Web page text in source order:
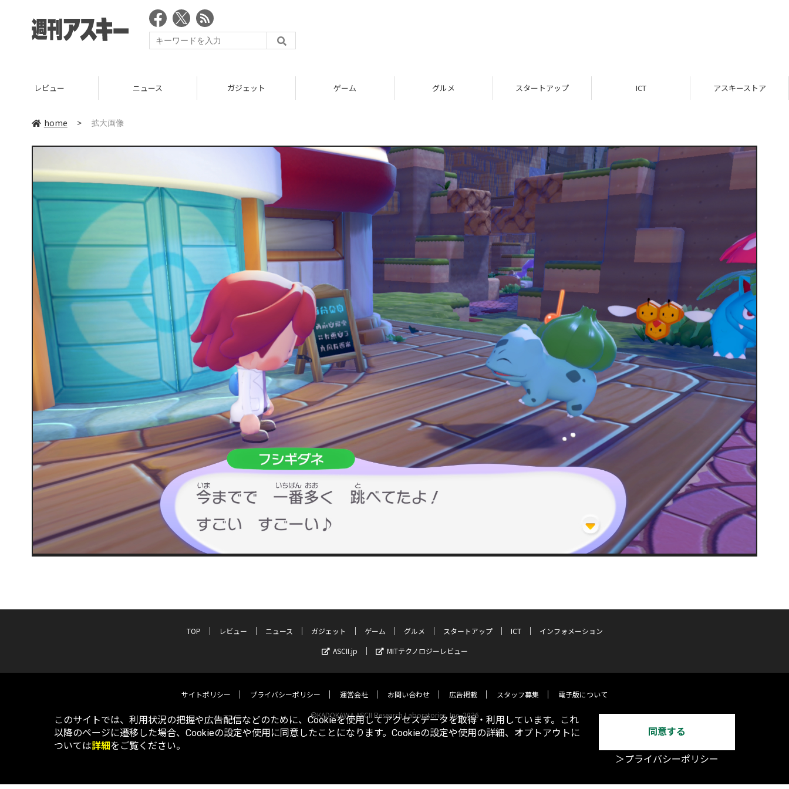
ニュース ガジェット ゲーム グルメ スタートアップ ICT アスキーストア インフォメーション
home > 拡大画像
TOP レビュー ニュース ガジェット ゲーム グルメ スタートアップ ICT
インフォメーション
ASCII.jp
MITテクノロジーレビュー
サイトポリシー プライバシーポリシー 運営会社 お問い合わせ 広告掲載 スタッフ募集 電子版について
©KADOKAWA ASCII Research Laboratories, Inc. 2026
このサイトでは、利用状況の把握や広告配信などのために、Cookieを使用してアクセスデータを取得・利用しています。これ
以降のページに遷移した場合、Cookieの設定や使用に同意したことになります。Cookieの設定や使用の詳細、オプトアウトに
ついては詳細をご覧ください。
同意する
＞プライバシーポリシー